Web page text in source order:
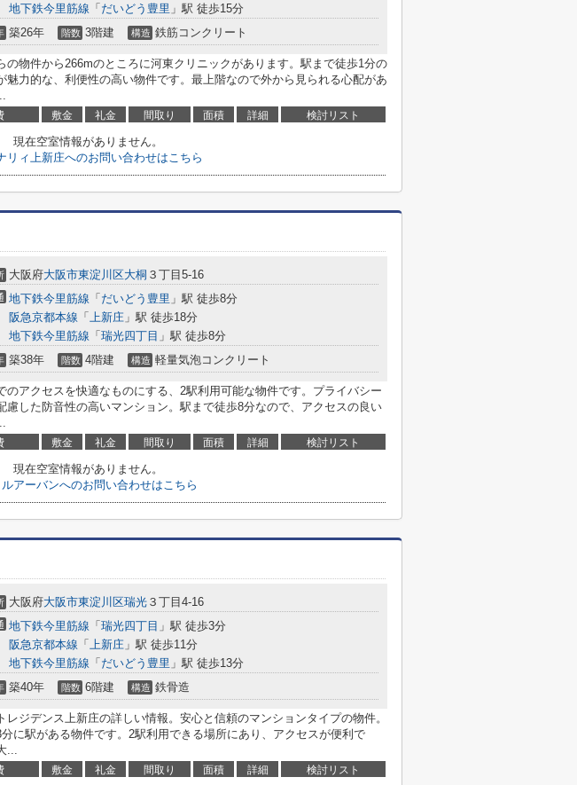
地下鉄今里筋線 「 だいどう豊里 」駅 徒歩15分
築26年 階数 3階建 構造 鉄筋コンクリート
の物件から266mのところに河東クリニックがあります。駅まで徒歩1分の
魅力的な、利便性の高い物件です。最上階なので外から見られる心配があ
敷金 礼金 間取り 面積 詳細 検討リスト
現在空室情報がありません。
リィ上新庄へのお問い合わせはこちら
大阪府大阪市東淀川区大桐 ３丁目5-16
地下鉄今里筋線 「 だいどう豊里 」駅 徒歩8分
阪急京都本線 「 上新庄 」駅 徒歩18分
地下鉄今里筋線 「 瑞光四丁目 」駅 徒歩8分
築38年 階数 4階建 構造 軽量気泡コンクリート
のアクセスを快適なものにする、2駅利用可能な物件です。プライバシー
慮した防音性の高いマンション。駅まで徒歩8分なので、アクセスの良い
敷金 礼金 間取り 面積 詳細 検討リスト
現在空室情報がありません。
ルアーバンへのお問い合わせはこちら
大阪府大阪市東淀川区瑞光 ３丁目4-16
地下鉄今里筋線 「 瑞光四丁目 」駅 徒歩3分
阪急京都本線 「 上新庄 」駅 徒歩11分
地下鉄今里筋線 「 だいどう豊里 」駅 徒歩13分
築40年 階数 6階建 構造 鉄骨造
レジデンス上新庄の詳しい情報。安心と信頼のマンションタイプの物件。
に駅がある物件です。2駅利用できる場所にあり、アクセスが便利で
...
敷金 礼金 間取り 面積 詳細 検討リスト